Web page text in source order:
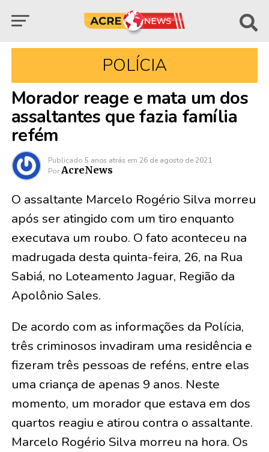
POLÍCIA
Morador reage e mata um dos
assaltantes que fazia família
refém
Publicado 5 anos atrás em 26 de agosto de 2021
Por AcreNews
O assaltante Marcelo Rogério Silva morreu
após ser atingido com um tiro enquanto
executava um roubo. O fato aconteceu na
madrugada desta quinta-feira, 26, na Rua
Sabiá, no Loteamento Jaguar, Região da
Apolônio Sales.
De acordo com as informações da Polícia,
três criminosos invadiram uma residência e
fizeram três pessoas de reféns, entre elas
uma criança de apenas 9 anos. Neste
momento, um morador que estava em dos
quartos reagiu e atirou contra o assaltante.
Marcelo Rogério Silva morreu na hora. Os